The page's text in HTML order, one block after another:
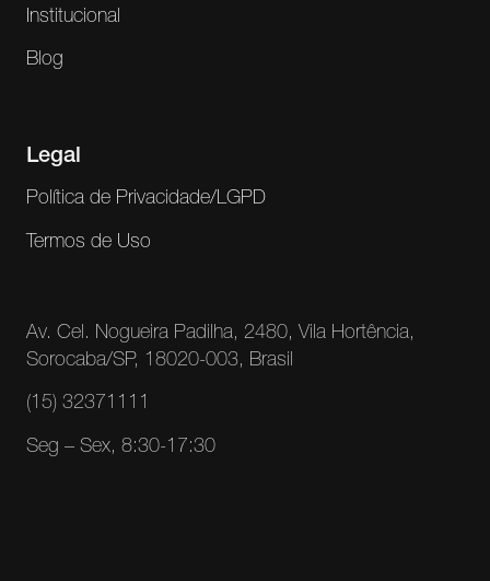
Institucional
Blog
Legal
Política de Privacidade/LGPD
Termos de Uso
Av. Cel. Nogueira Padilha, 2480, Vila Hortência,
Sorocaba/SP, 18020-003, Brasil
(15) 32371111
Seg – Sex, 8:30-17:30